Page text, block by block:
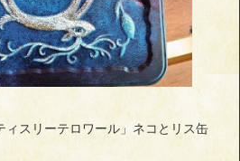
スリーテロワール」ネコとリス缶